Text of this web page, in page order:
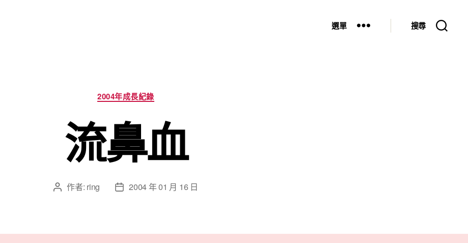
選單 搜尋
分
類
2004年成長紀錄
流鼻血
文 作者: ring
文
日
2004 年 01 月 16 日